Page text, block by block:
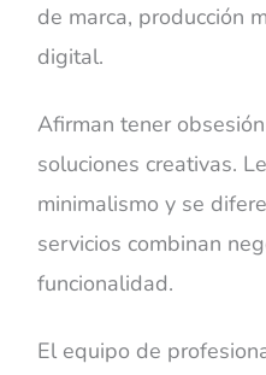
de marca, producción
digital.
Afirman tener
soluciones creativas.
minimalismo y se
servicios combinan
funcionalidad.
El equipo de